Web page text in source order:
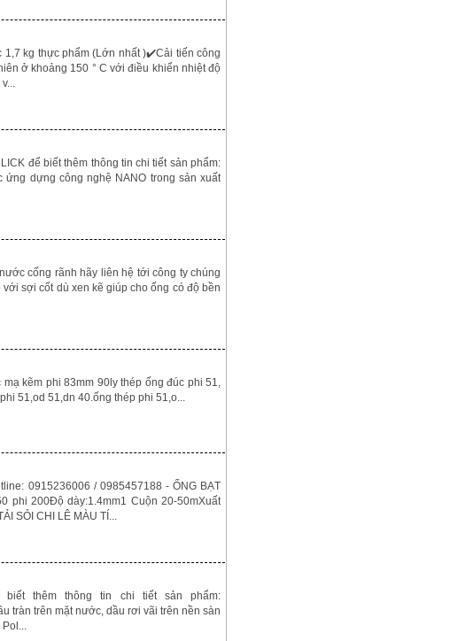
1,7 kg thực phẩm (Lớn nhất )✔️Cải tiến công
ở khoảng 150 ° C với điều khiển nhiệt độ
để biết thêm thông tin chi tiết sản phẩm:
ứng dựng công nghệ NANO trong sản xuất
cống rãnh hãy liên hệ tới công ty chúng
sợi cốt dù xen kẽ giúp cho ống có độ bền
kẽm phi 83mm 90ly thép ống đúc phi 51,
51,od 51,dn 40.ống thép phi 51,o...
0915236006 / 0985457188 - ỐNG BẠT
phi 200Độ dày:1.4mm1 Cuộn 20-50mXuất
SỎI CHI LÊ MÀU TÍ...
thêm thông tin chi tiết sản phẩm:
tràn trên mặt nước, dầu rơi vãi trên nền sàn